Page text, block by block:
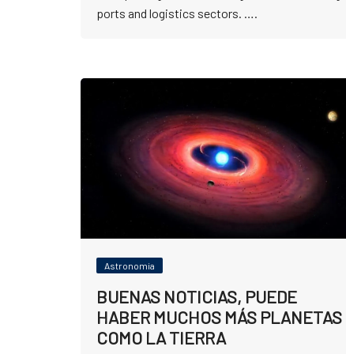
ports and logistics sectors. ….
Astronomia
BUENAS NOTICIAS, PUEDE
HABER MUCHOS MÁS PLANETAS
COMO LA TIERRA